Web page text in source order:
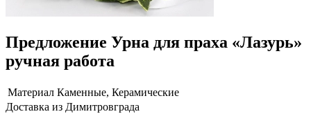
Предложение Урна для праха «Лазурь»
ручная работа
Материал Каменные, Керамические
Доставка из Димитровграда